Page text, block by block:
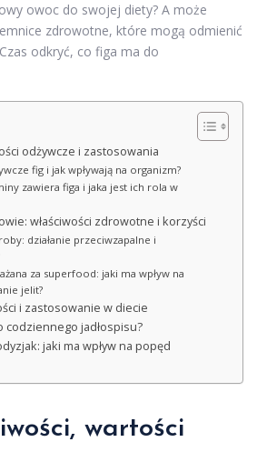
owoc do swojej diety? A może
zdrowotne, które mogą odmienić
odkryć, co figa ma do
odżywcze i zastosowania
fig i jak wpływają na organizm?
zawiera figa i jaka jest ich rola w
właściwości zdrowotne i korzyści
działanie przeciwzapalne i
za superfood: jaki ma wpływ na
jelit?
i zastosowanie w diecie
codziennego jadłospisu?
jaki ma wpływ na popęd
wartości